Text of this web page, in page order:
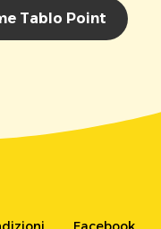
Tablo Point